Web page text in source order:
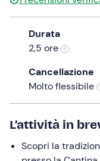
the
question
mark
keyboard
shortcuts
for
changing
Durata
2,5 ore
Cancellazione
Molto flessibile
L’attività in
Scopri la